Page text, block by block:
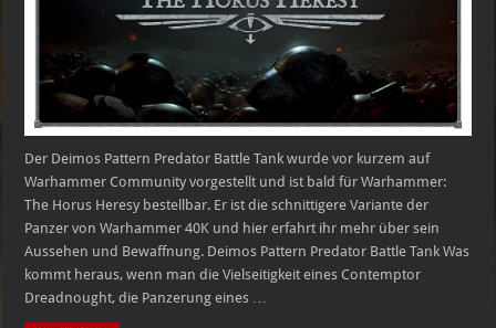
beste
Predator
Zeitalter
überleben
Der Deimos Pattern Predator Battle Tank wurde vor kurzem auf
Warhammer Community vorgestellt und ist bald für Warhammer:
The Horus Heresy bestellbar. Er ist die schnittigere Variante der
Panzer von Warhammer 40K und hier erfahrt ihr mehr über sein
Aussehen und Bewaffnung. Deimos Pattern Predator Battle Tank Was
kommt heraus, wenn man die Vielseitigkeit eines Contemptor
Dreadnought, die Panzerung eines …